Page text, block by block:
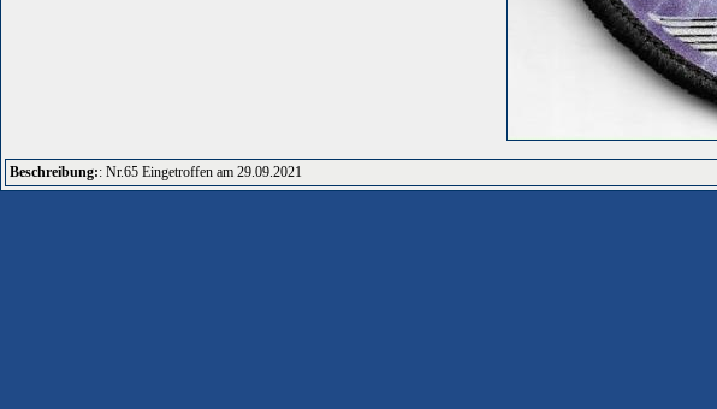
Beschreibung:: Nr.65 Eingetroffen am 29.09.2021